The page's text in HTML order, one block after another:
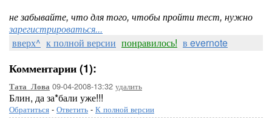
не забывайте, что для того, чтобы пройти тест, нужно
зарегистрироваться...
вверх^ к полной версии понравилось! в evernote
Комментарии (1):
Тата_Лова 09-04-2008-13:32 удалить
Блин, да за*бали уже!!!
Обратиться - Ответить - К полной версии